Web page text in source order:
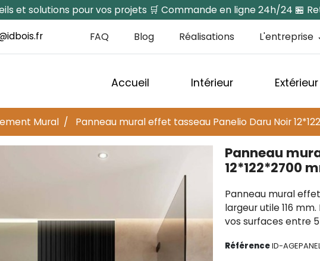
et solutions pour vos projets 🛒 Commande en ligne 24h/24 🏪
FAQ Blog Réalisations L'entreprise
Accueil Intérieur Extérieur
Mural Panneau mural effet tasseau Panelio Daru Noir
Panneau
12*122*2700
Panneau mural
largeur utile 116
vos surfaces entre 5
RéférenceID-